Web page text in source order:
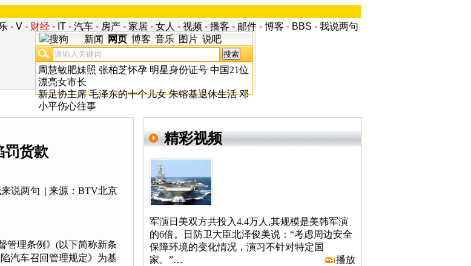
- V - 财经 - IT - 汽车 - 房产 - 家居 - 女人 - 视频 - 播客 - 邮件 - 博客 - BBS - 我说两句
新闻
网页 博客 音乐 图片 说吧
周慧敏肥妹照 张柏芝怀孕 明星身份证号 中国21位
漂亮女市长
新足协主席 毛泽东的十个儿女 朱镕基退休生活 邓
小平伤心往事
罚货款
说两句 | 来源：BTV北京
管理条例》(以下简称新条
汽车召回管理规定》为基
精彩视频
军演日美双方共投入4.4万人,其规模是美韩军演
的6倍。日防卫大臣北泽俊美说：“考虑周边安全
保障环境的变化情况，演习不针对特定国
家。”…
播放